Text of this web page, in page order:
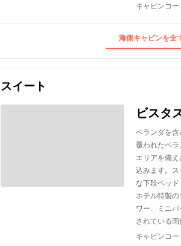
キャビンコー
海側キャビンを全
スイート
ビスタ
ベランダを
覆われたベ
エリアを備
込みます。
な下段ベッ
ホテル特製
ワー、ミニ
されている画
キャビンコー